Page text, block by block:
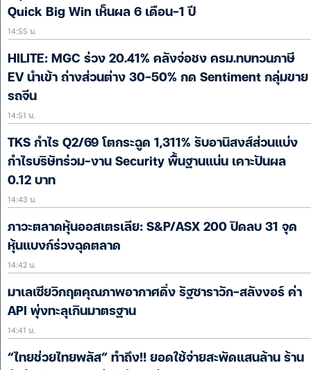
Quick Big Win เห็นผล 6 เดือน-1 ปี
14:55 น.
HILITE: MGC ร่วง 20.41% คลังจ่อชง ครม.ทบทวนภาษี
EV นำเข้า ถ่างส่วนต่าง 30-50% กด Sentiment กลุ่มขาย
รถจีน
14:51 น.
TKS กำไร Q2/69 โตกระฉูด 1,311% รับอานิสงส์ส่วนแบ่ง
กำไรบริษัทร่วม-งาน Security พื้้นฐานแน่น เคาะปันผล
0.12 บาท
14:43 น.
ภาวะตลาดหุ้นออสเตรเลีย: S&P/ASX 200 ปิดลบ 31 จุด
หุ้นแบงก์ร่วงฉุดตลาด
14:42 น.
มาเลเซียวิกฤตคุณภาพอากาศดิ่ง รัฐซาราวัก-สลังงอร์ ค่า
API พุ่งทะลุเกินมาตรฐาน
14:41 น.
“ไทยช่วยไทยพลัส” ทำถึง!! ยอดใช้จ่ายสะพัดแสนล้าน ร้าน